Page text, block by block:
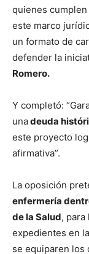
quienes
este marco
un formato de
defender la
Romero.
Y completó:
unadeuda
este proyecto
afirmativa”.
La oposición
enfermería
de la Salud,
expedientes en
se equiparen los